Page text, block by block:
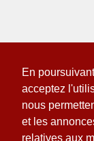
En
acceptez
nous
et les
relatives aux